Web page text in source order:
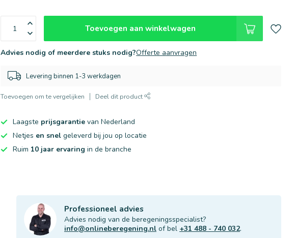
Toevoegen aan winkelwagen
Advies nodig of meerdere stuks nodig?Offerte aanvragen
Levering binnen 1-3 werkdagen
Toevoegen om te vergelijken Deel dit product
Laagste prijsgarantie van Nederland
Netjes en snel geleverd bij jou op locatie
Ruim 10 jaar ervaring in de branche
Professioneel advies
Advies nodig van de beregeningsspecialist?
info@onlineberegening.nl of bel +31 488 - 740 032.